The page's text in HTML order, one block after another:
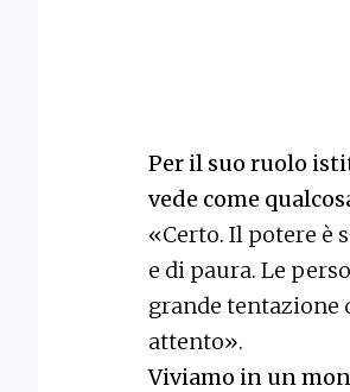
Per il suo ruolo
vede come
«Certo. Il potere è
e di paura. Le
grande tentazione
attento».
Viviamo in un